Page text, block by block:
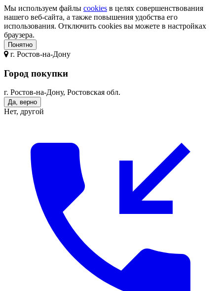
Мы используем файлы cookies в целях совершенствования
нашего веб-сайта, а также повышения удобства его
использования. Отключить cookies вы можете в настройках
браузера.
Понятно
г. Ростов-на-Дону
Город покупки
г. Ростов-на-Дону, Ростовская обл.
Да, верно
Нет, другой